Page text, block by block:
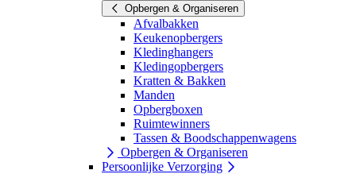
Opbergen & Organiseren
Afvalbakken
Keukenopbergers
Kledinghangers
Kledingopbergers
Kratten & Bakken
Manden
Opbergboxen
Ruimtewinners
Tassen & Boodschappenwagens
Opbergen & Organiseren
Persoonlijke Verzorging